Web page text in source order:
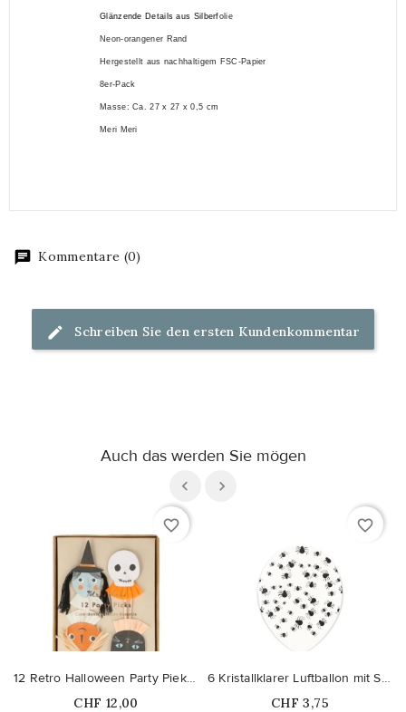
Glänzende Details aus Silberfolie
Neon-orangener Rand
Hergestellt aus nachhaltigem FSC-Papier
8er-Pack
Masse: Ca. 27 x 27 x 0,5 cm
Meri Meri
Kommentare (0)
Schreiben Sie den ersten Kundenkommentar
Auch das werden Sie mögen
favorite_border
12 Retro Halloween Party Piekser
Price
CHF 12,00
favorite_border
6 Kristallklarer Luftballon mit Spinnen
Price
CHF 3,75